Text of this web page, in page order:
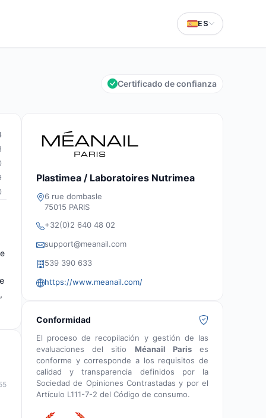
ES
Certificado de confianza
Plastimea / Laboratoires Nutrimea
6 rue dombasle
75015 PARIS
+32(0)2 640 48 02
support@meanail.com
539 390 633
https://www.meanail.com/
Conformidad
El proceso de recopilación y gestión de las
evaluaciones del sitio Méanail Parises
conforme y corresponde a los requisitos de
calidad y transparencia definidos por la
Sociedad de Opiniones Contrastadas y por el
Artículo L111-7-2 del Código de consumo.